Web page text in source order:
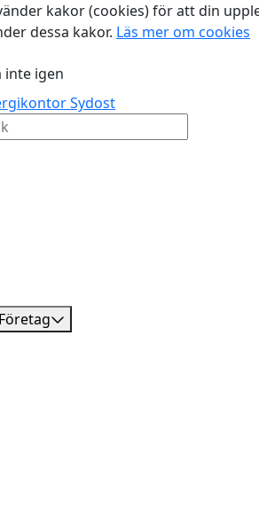
kakor (cookies) för att din
dessa kakor. Läs mer om cookies
inte igen
Företag